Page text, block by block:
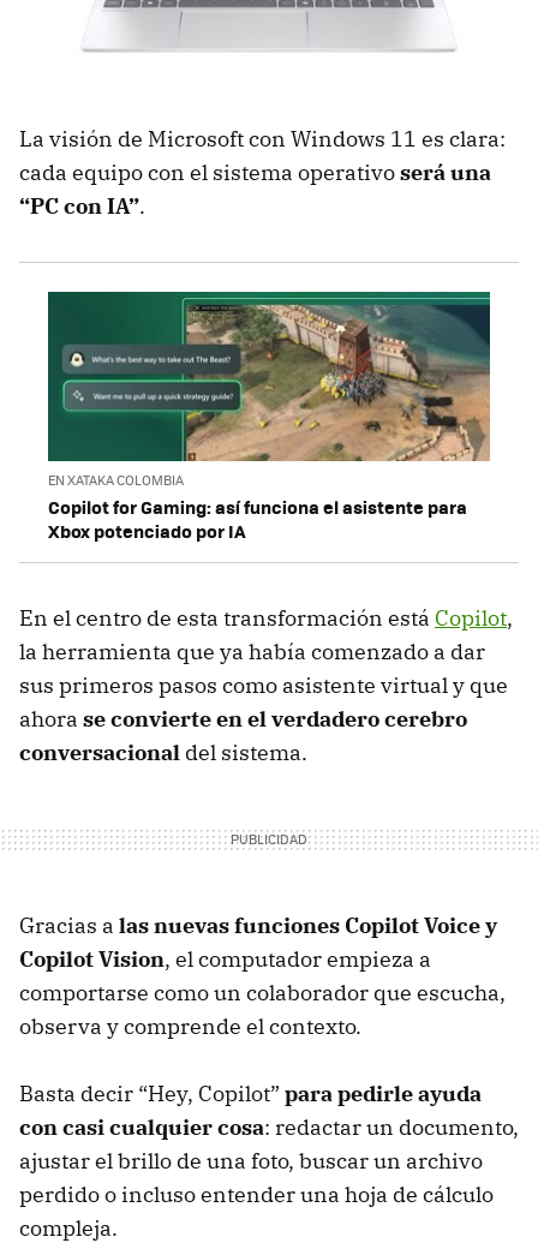
La visión de Microsoft con Windows 11 es clara:
cada equipo con el sistema operativoserá una
“PC con IA”.
EN XATAKA COLOMBIA
Copilot for Gaming: así funciona el asistente para
Xbox potenciado por IA
En el centro de esta transformación está Copilot,
la herramienta que ya había comenzado a dar
sus primeros pasos como asistente virtual y que
ahora se convierte en el verdadero cerebro
conversacional del sistema.
Gracias a las nuevas funciones Copilot Voicey
Copilot Vision, el computador empieza a
comportarse como un colaborador que escucha,
observa y comprende el contexto.
Basta decir “Hey, Copilot” para pedirle ayuda
con casi cualquier cosa: redactar un documento,
ajustar el brillo de una foto, buscar un archivo
perdido o incluso entender una hoja de cálculo
compleja.